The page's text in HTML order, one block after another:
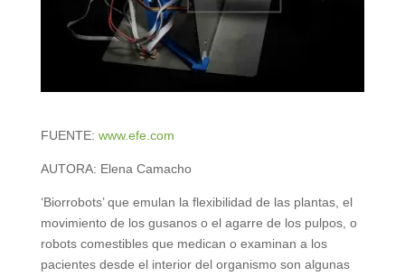
FUENTE: www.efe.com
AUTORA: Elena Camacho
‘Biorrobots’ que emulan la flexibilidad de las plantas, el
movimiento de los gusanos o el agarre de los pulpos, o
robots comestibles que medican o examinan a los
pacientes desde el interior del organismo son algunas